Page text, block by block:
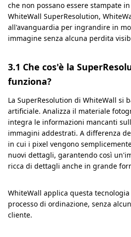
che non possano essere stampate
WhiteWall SuperResolution,
all'avanguardia per ingrandire in
immagine senza alcuna perdita
3.1 Che cos'è la
funziona?
La SuperResolution di WhiteWall si
artificiale. Analizza il materiale
integra le informazioni mancanti
immagini addestrati. A differenza
in cui i pixel vengono
nuovi dettagli, garantendo così
ricca di dettagli anche in grande
WhiteWall applica questa
processo di ordinazione, senza
cliente.